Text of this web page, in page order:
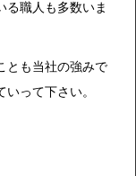
る職人も多数いま
とも当社の強みで
って下さい。